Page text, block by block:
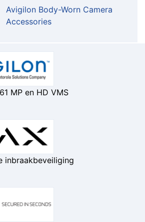
Avigilon Body-Worn Camera
Accessories
MP en HD VMS
inbraakbeveiliging